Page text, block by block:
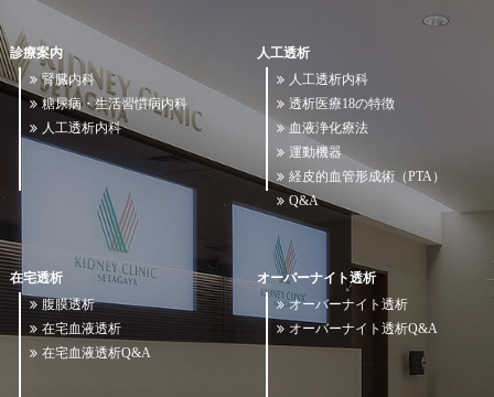
診療案内
腎臓内科
糖尿病・生活習慣病内科
人工透析内科
人工透析
人工透析内科
透析医療18の特徴
血液浄化療法
運動機器
経皮的血管形成術（PTA）
Q&A
在宅透析
腹膜透析
在宅血液透析
在宅血液透析Q&A
オーバーナイト透析
オーバーナイト透析
オーバーナイト透析Q&A